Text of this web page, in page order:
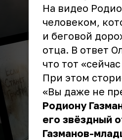
На видео
человеком,
и беговой
отца. В ответ
что тот
При этом
«Вы даже не
Родиону
его звёздный
Газманов-